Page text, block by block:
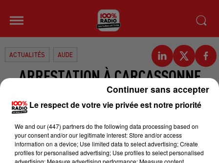
ACTUALITÉS AUDE
ARRESTATION À CARCASSONNE
Un Carcassonnais de 22 ans a été
arrêté dans la nuit de dimanche à
lundi. Il venait de dégrader quatre
véhicules et a été surpris par un
équipage de la brigade
Le respect de votre vie privée est notre priorité
We and our (447) partnersdo the following data processing based on
your consent and/or our legitimate interest: Store and/or access
information on a device; Use limited data to select advertising; Create
profiles for personalised advertising; Use profiles to select personalised
advertising; Measure advertising performance; Measure content
Continuer sans accepter